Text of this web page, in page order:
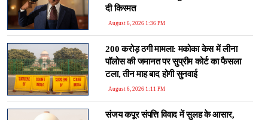
दी किस्मत
August 6, 2026 1:36 PM
200 करोड़ ठगी मामला: मकोका केस में लीना
पॉलोस की जमानत पर सुप्रीम कोर्ट का फैसला
टला, तीन माह बाद होगी सुनवाई
August 6, 2026 1:11 PM
संजय कपूर संपत्ति विवाद में सुलह के आसार,